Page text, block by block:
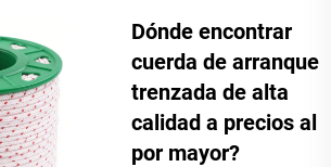
Dónde encontrar
cuerda de arranque
trenzada de alta
calidad a precios al
por mayor?